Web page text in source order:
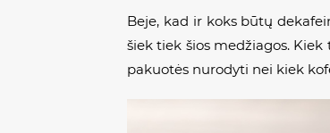
Beje, kad ir koks būtų
šiek tiek šios medžiagos.
pakuotės nurodyti nei kiek